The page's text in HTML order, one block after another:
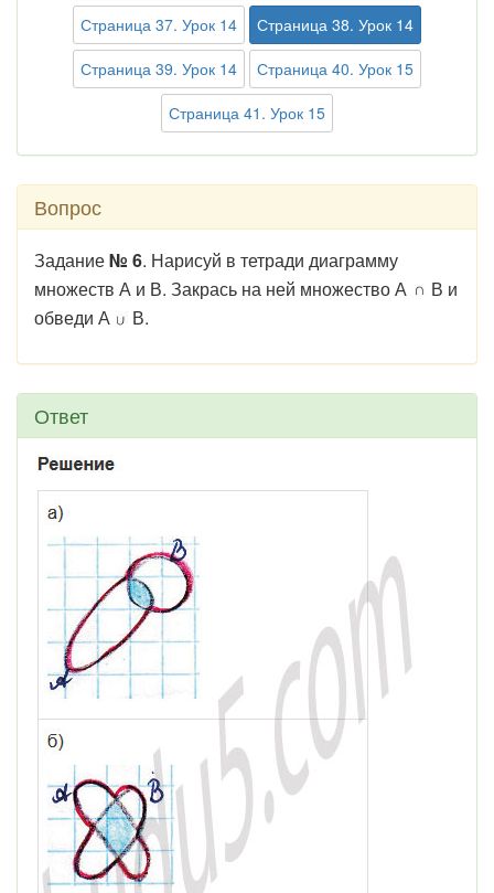
Страница 37. Урок 14
Страница 38. Урок 14
Страница 39. Урок 14
Страница 40. Урок 15
Страница 41. Урок 15
Вопрос
Задание№ 6. Нарисуй в тетради диаграмму
множеств А и В. Закрась на ней множество А
В и
обведи А
В.
Ответ